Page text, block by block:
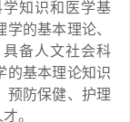
知识和医学基
的基本理论、
备人文社会科
的基本理论知识
预防保健、护理
。